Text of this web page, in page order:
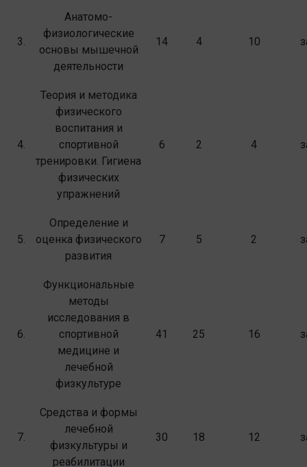
3.
Анатомо-
физиологические
основы мышечной
деятельности
14 4 10
4.
Теория и методика
физического
воспитания и
спортивной
тренировки. Гигиена
физических
упражнений
6 2 4
5.
Определение и
оценка физического
развития
7 5 2
6.
Функциональные
методы
исследования в
спортивной
медицине и
лечебной
физкультуре
41 25 16
7.
Средства и формы
лечебной
физкультуры и
реабилитации
30 18 12